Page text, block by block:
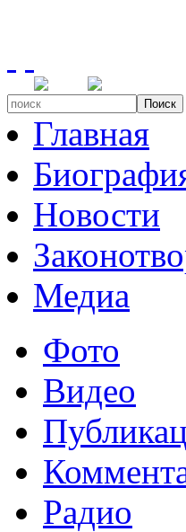
Поиск
Главная
Новости
Медиа
Фото
Видео
Радио